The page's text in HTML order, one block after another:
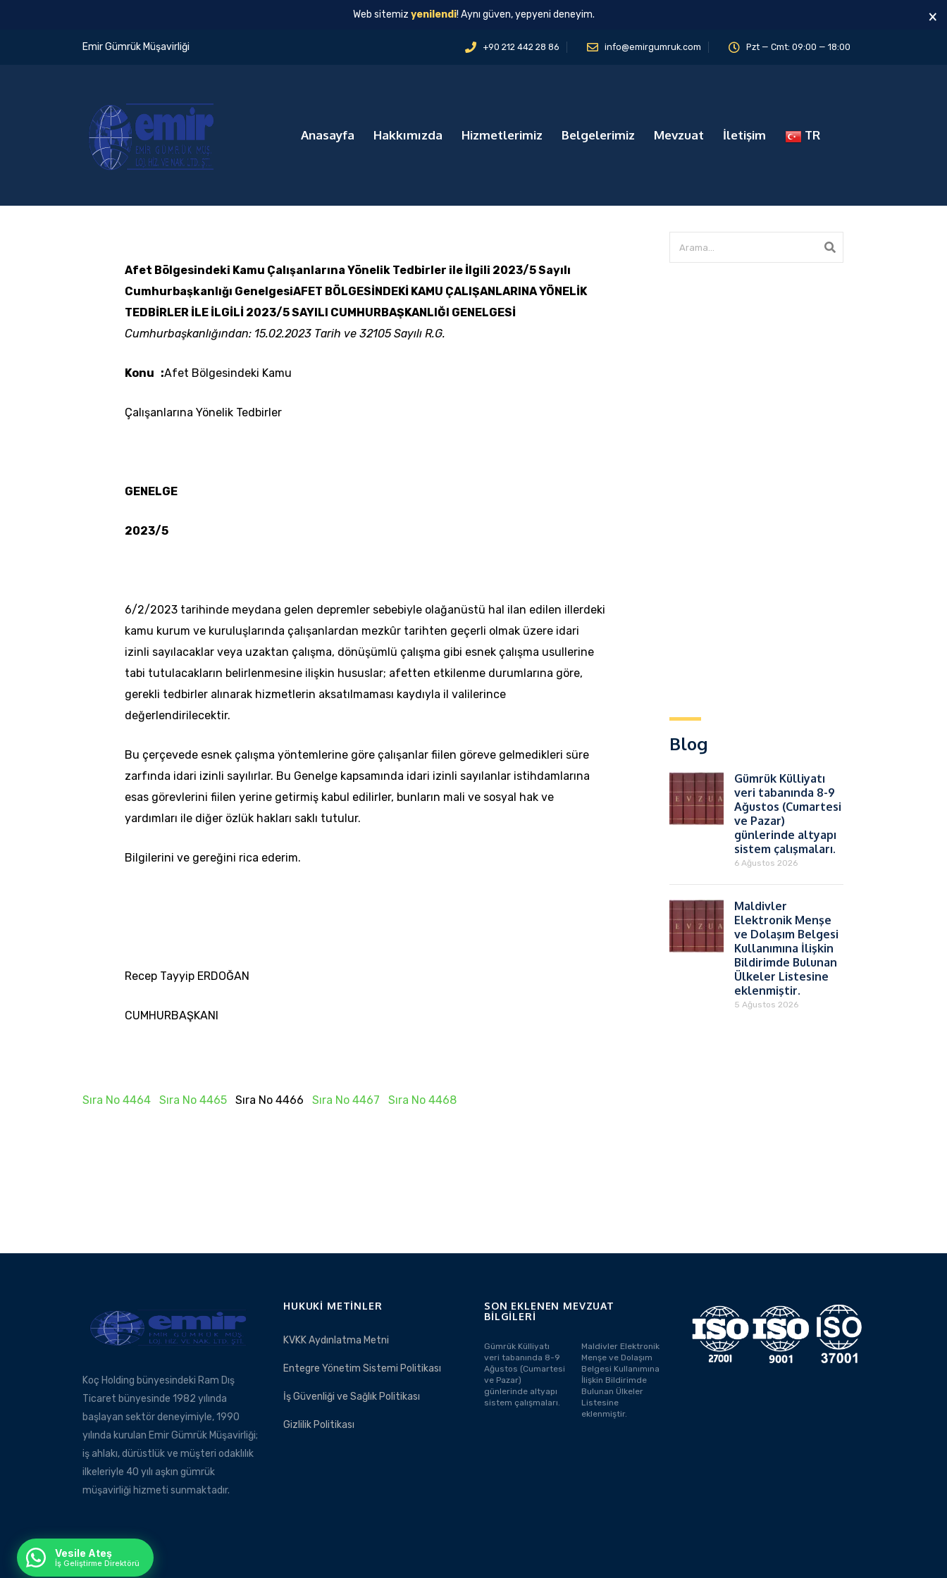
Web sitemiz yenilendi! Aynı güven, yepyeni deneyim. ×
Emir Gümrük Müşavirliği +90 212 442 28 86 info@emirgumruk.com Pzt — Cmt: 09:00 — 18:00
Anasayfa Hakkımızda Hizmetlerimiz Belgelerimiz Mevzuat İletişim TR
Afet Bölgesindeki Kamu Çalışanlarına Yönelik Tedbirler ile İlgili 2023/5 Sayılı
Cumhurbaşkanlığı GenelgesiAFET BÖLGESİNDEKİ KAMU ÇALIŞANLARINA YÖNELİK
TEDBİRLER İLE İLGİLİ 2023/5 SAYILI CUMHURBAŞKANLIĞI GENELGESİ
Cumhurbaşkanlığından: 15.02.2023 Tarih ve 32105 Sayılı R.G.
Konu :Afet Bölgesindeki Kamu
Çalışanlarına Yönelik Tedbirler
GENELGE
2023/5
6/2/2023 tarihinde meydana gelen depremler sebebiyle olağanüstü hal ilan edilen illerdeki
kamu kurum ve kuruluşlarında çalışanlardan mezkûr tarihten geçerli olmak üzere idari
izinli sayılacaklar veya uzaktan çalışma, dönüşümlü çalışma gibi esnek çalışma usullerine
tabi tutulacakların belirlenmesine ilişkin hususlar; afetten etkilenme durumlarına göre,
gerekli tedbirler alınarak hizmetlerin aksatılmaması kaydıyla il valilerince
değerlendirilecektir.
Bu çerçevede esnek çalışma yöntemlerine göre çalışanlar fiilen göreve gelmedikleri süre
zarfında idari izinli sayılırlar. Bu Genelge kapsamında idari izinli sayılanlar istihdamlarına
esas görevlerini fiilen yerine getirmiş kabul edilirler, bunların mali ve sosyal hak ve
yardımları ile diğer özlük hakları saklı tutulur.
Bilgilerini ve gereğini rica ederim.
Recep Tayyip ERDOĞAN
CUMHURBAŞKANI
Sıra No 4464 Sıra No 4465 Sıra No 4466 Sıra No 4467 Sıra No 4468
Blog
Gümrük Külliyatı
veri tabanında 8-9
Ağustos (Cumartesi
ve Pazar)
günlerinde altyapı
sistem çalışmaları.
6 Ağustos 2026
Maldivler
Elektronik Menşe
ve Dolaşım Belgesi
Kullanımına İlişkin
Bildirimde Bulunan
Ülkeler Listesine
eklenmiştir.
5 Ağustos 2026
Koç Holding bünyesindeki Ram Dış
Ticaret bünyesinde 1982 yılında
başlayan sektör deneyimiyle, 1990
yılında kurulan Emir Gümrük Müşavirliği;
iş ahlakı, dürüstlük ve müşteri odaklılık
ilkeleriyle 40 yılı aşkın gümrük
müşavirliği hizmeti sunmaktadır.
HUKUKI METINLER
KVKK Aydınlatma Metni
Entegre Yönetim Sistemi Politikası
İş Güvenliği ve Sağlık Politikası
Gizlilik Politikası
SON EKLENEN MEVZUAT
BILGILERI
Gümrük Külliyatı
veri tabanında 8-9
Ağustos (Cumartesi
ve Pazar)
günlerinde altyapı
sistem çalışmaları.
Maldivler Elektronik
Menşe ve Dolaşım
Belgesi Kullanımına
İlişkin Bildirimde
Bulunan Ülkeler
Listesine
eklenmiştir.
Vesile Ateş
İş Geliştirme Direktörü